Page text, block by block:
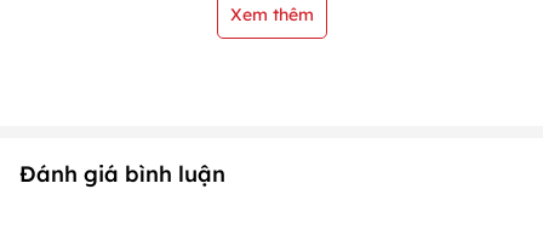
Xem thêm
Đánh giá bình luận